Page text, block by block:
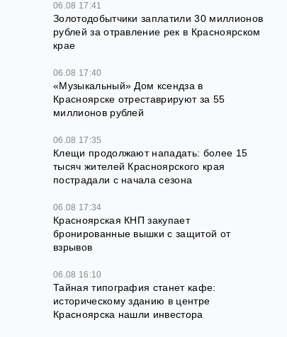
06.08 17:41
Золотодобытчики заплатили 30 миллионов
рублей за отравление рек в Красноярском
крае
06.08 17:40
«Музыкальный» Дом ксендза в
Красноярске отреставрируют за 55
миллионов рублей
06.08 17:35
Клещи продолжают нападать: более 15
тысяч жителей Красноярского края
пострадали с начала сезона
06.08 17:34
Красноярская КНП закупает
бронированные вышки с защитой от
взрывов
06.08 16:10
Тайная типография станет кафе:
историческому зданию в центре
Красноярска нашли инвестора